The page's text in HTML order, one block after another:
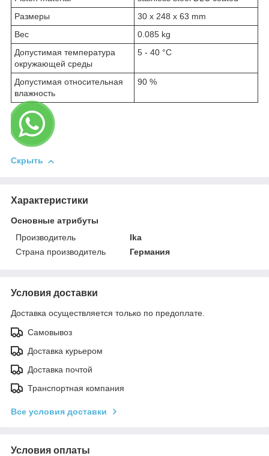
Размеры
30 x 248 x 63 mm
Вес
0.085 kg
Допустимая температура
окружающей среды
5 - 40 °C
Допустимая относительная
влажность
90 %
Скрыть
Характеристики
Основные атрибуты
Производитель
Ika
Страна производитель
Германия
Условия доставки
Доставка осуществляется только по предоплате.
Самовывоз
Доставка курьером
Доставка почтой
Транспортная компания
Все условия доставки
Условия оплаты